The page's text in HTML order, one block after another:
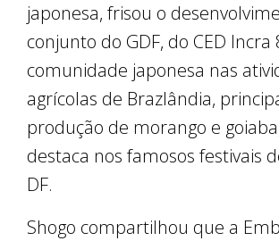
japonesa, frisou o
conjunto do GDF, do CED Incra
comunidade japonesa nas
agrícolas de Brazlândia,
produção de morango e
destaca nos famosos festivais
DF.
Shogo compartilhou que a